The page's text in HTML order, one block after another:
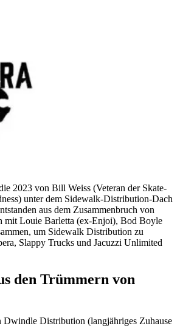
2023 von Bill Weiss (Veteran der Skate-
unter dem Sidewalk-Distribution-Dach
aus dem Zusammenbruch von
mit Louie Barletta (ex-Enjoi), Bod Boyle
um Sidewalk Distribution zu
Slappy Trucks und Jacuzzi Unlimited
den Trümmern von
Distribution (langjähriges Zuhause